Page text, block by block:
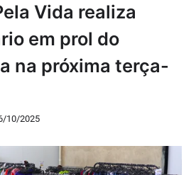
Vida realiza
em prol do
na próxima terça-
10/2025